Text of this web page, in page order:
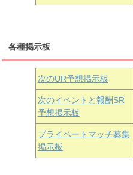
黒澤ダイヤ
朝香果林 近江彼方
各種掲示板
次のUR予想掲示板
次のイベントと報酬SR
予想掲示板
プライベートマッチ募集
掲示板